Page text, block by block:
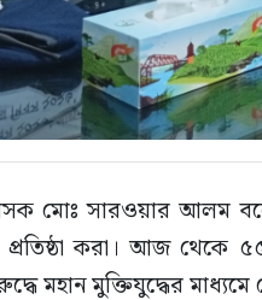
মোঃ সারওয়ার আলম
প্রতিষ্ঠা করা। আজ থেকে
মহান মুক্তিযুদ্ধের